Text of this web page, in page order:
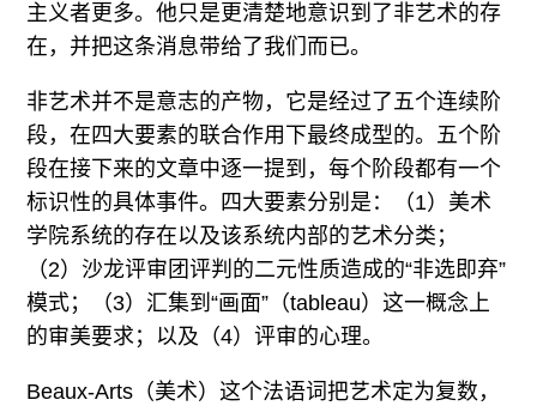
主义者更多。他只是更清楚地意识到了非艺术的存
在，并把这条消息带给了我们而已。
非艺术并不是意志的产物，它是经过了五个连续阶
段，在四大要素的联合作用下最终成型的。五个阶
段在接下来的文章中逐一提到，每个阶段都有一个
标识性的具体事件。四大要素分别是：（1）美术
学院系统的存在以及该系统内部的艺术分类；
（2）沙龙评审团评判的二元性质造成的“非选即弃”
模式；（3）汇集到“画面”（tableau）这一概念上
的审美要求；以及（4）评审的心理。
Beaux-Arts（美术）这个法语词把艺术定为复数，